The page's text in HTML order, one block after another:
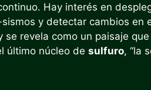
Hay interés en
y detectar cambios en
se revela como un paisaje
último núcleo de sulfuro, “la